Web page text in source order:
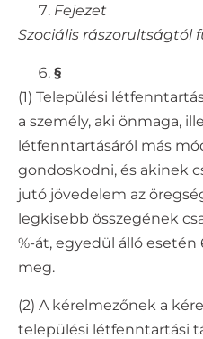
Fejezet
Szociális rászorultságtól
§
(1) Települési
a személy, aki önmaga,
létfenntartásáról más
gondoskodni, és akinek
jutó jövedelem az
legkisebb összegének
%-át, egyedül álló
meg.
(2) A kérelmezőnek a
települési létfenntartási